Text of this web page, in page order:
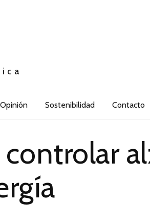
Opinión Sostenibilidad Contacto